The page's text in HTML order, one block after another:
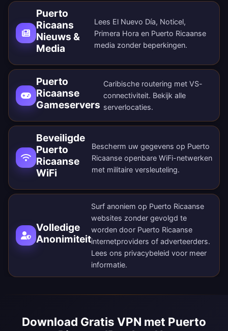
Puerto
Ricaans
Nieuws &
Media
Lees El Nuevo Día, Noticel,
Primera Hora en Puerto Ricaanse
media zonder beperkingen.
Puerto
Ricaanse
Gameservers
Caribische routering met VS-
connectiviteit. Bekijk alle
serverlocaties.
Beveiligde
Puerto
Ricaanse
WiFi
Bescherm uw gegevens op Puerto
Ricaanse openbare WiFi-netwerken
met militaire versleuteling.
Volledige
Anonimiteit
Surf anoniem op Puerto Ricaanse
websites zonder gevolgd te
worden door Puerto Ricaanse
internetproviders of adverteerders.
Lees ons privacybeleid voor meer
informatie.
Download Gratis VPN met Puerto